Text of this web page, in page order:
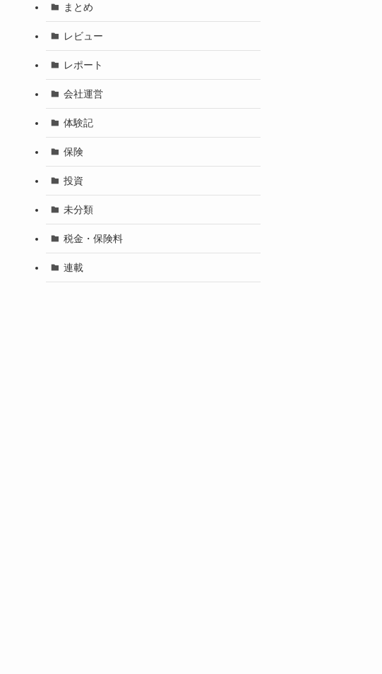
まとめ
レビュー
レポート
会社運営
体験記
保険
投資
未分類
税金・保険料
連載